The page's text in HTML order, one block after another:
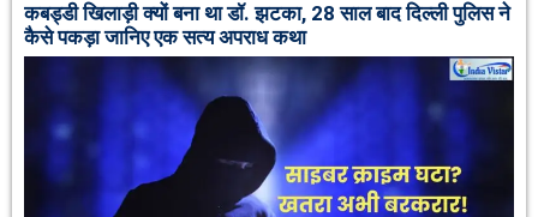
कबड्डी खिलाड़ी क्यों बना था डॉ. झटका, 28 साल बाद दिल्ली पुलिस ने
कैसे पकड़ा जानिए एक सत्य अपराध कथा